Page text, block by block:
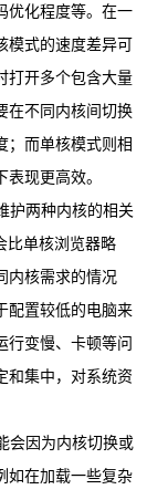
优化程度等。在一
式的速度差异可
打开多个包含大量
在不同内核间切换
；而单核模式则相
现更高效。
护两种内核的相关
比单核浏览器略
内核需求的情况
配置较低的电脑来
行变慢、卡顿等问
和集中，对系统资
会因为内核切换或
如在加载一些复杂